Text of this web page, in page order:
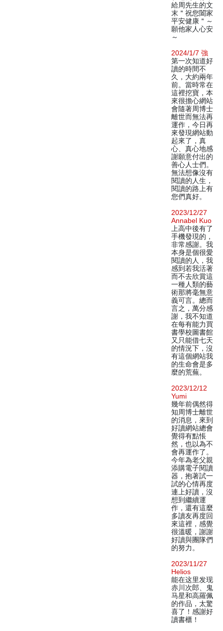
給周先生的文
末＂祝您闔家
平安健康＂～
願他家人心安
～
2024/1/7 強
第一次知道好
讀的時間不
久，大約兩年
前。當時常在
這裡挖寶，本
來很擔心網站
會隨著周博士
離世而無法再
運作，今日再
來發現網站動
起來了，真
心、真心地感
謝願意付出的
善心人士們。
無法想像沒有
閱讀的人生，
閱讀的路上有
您們真好。
2023/12/27
Annabel Kuo
上高中後有了
手機發現的，
非常感謝。我
本身是個很愛
閱讀的人，我
感到若我活著
而不去欣賞這
一種人類的藝
術那將毫無意
義可言。總而
言之，萬分感
謝，我不知道
在每有能力買
書學校圖書館
又只能借七天
的情況下，沒
有這個網站我
的生命會是多
麼的荒蕪。
2023/12/12
Yumi
幾年前偶然得
知周博士離世
的消息，來到
好讀網站總會
覺得有點悵
然，也以為不
會再運作了。
今年為老父親
添購電子閱讀
器，抱著試一
試的心情再度
連上好讀，沒
想到繼續運
作，還有這麼
多讀友再度回
來這裡，感覺
很溫暖，謝謝
好讀與團隊們
的努力。
2023/11/27
Helios
能在这里发现
赤川次郎、鬼
马星和高羅佩
的作品，太驚
喜了！感謝好
讀書櫃！